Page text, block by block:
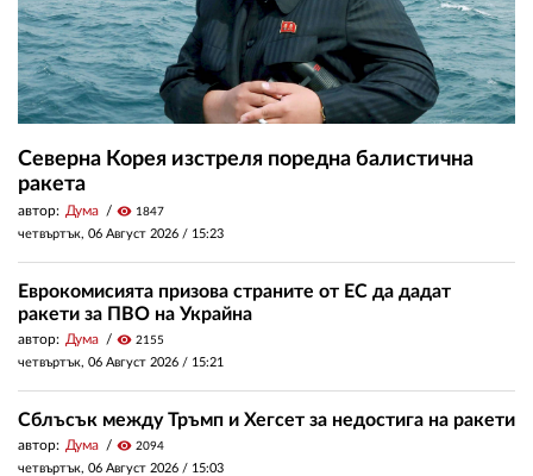
Северна Корея изстреля поредна балистична
ракета
автор: Дума visibility 1847
четвъртък, 06 Август 2026 / 15:23
Еврокомисията призова страните от ЕС да дадат
ракети за ПВО на Украйна
автор: Дума visibility 2155
четвъртък, 06 Август 2026 / 15:21
Сблъсък между Тръмп и Хегсет за недостига на ракети
автор: Дума visibility 2094
четвъртък, 06 Август 2026 / 15:03